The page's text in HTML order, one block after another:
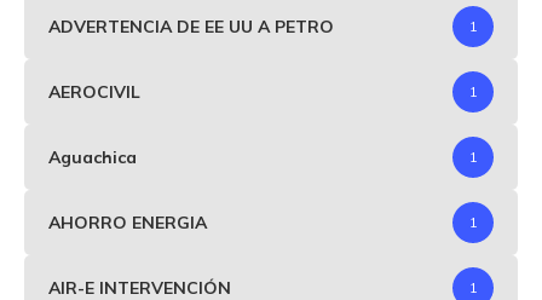
ADVERTENCIA DE EE UU A PETRO 1
AEROCIVIL 1
Aguachica 1
AHORRO ENERGIA 1
AIR-E INTERVENCIÓN 1